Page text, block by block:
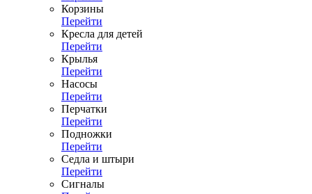
Корзины
Перейти
Кресла для детей
Перейти
Крылья
Перейти
Насосы
Перейти
Перчатки
Перейти
Подножки
Перейти
Седла и штыри
Перейти
Сигналы